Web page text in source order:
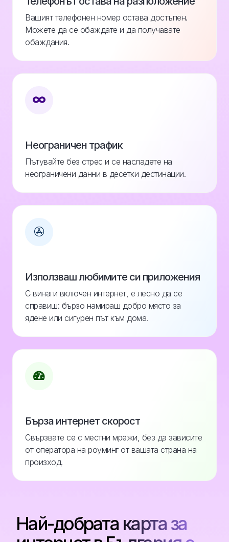
Вашият телефонен номер остава достъпен.
Можете да се обаждате и да получавате
обаждания.
Неограничен трафик
Пътувайте без стрес и се насладете на
неограничени данни в десетки дестинации.
Използваш любимите си приложения
С винаги включен интернет, е лесно да се
справиш: бързо намираш добро място за
ядене или сигурен път към дома.
Бърза интернет скорост
Свързвате се с местни мрежи, без да зависите
от оператора на роуминг от вашата страна на
произход.
Най-добрата карта за